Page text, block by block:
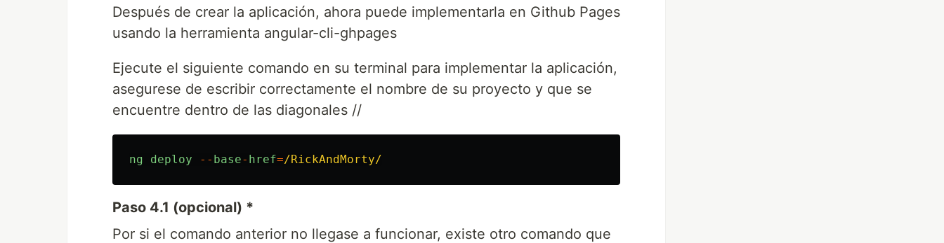
Después de crear la aplicación, ahora puede implementarla en Github Pages
usando la herramienta angular-cli-ghpages
Ejecute el siguiente comando en su terminal para implementar la aplicación,
asegurese de escribir correctamente el nombre de su proyecto y que se
encuentre dentro de las diagonales //
ng deploy -- base- href=/RickAndMorty/
Paso 4.1 (opcional) *
Por si el comando anterior no llegase a funcionar, existe otro comando que